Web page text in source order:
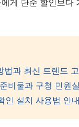
에게 단순 할인
과 최신 트렌드
비물과 구청 민원
인 설치 사용법 안